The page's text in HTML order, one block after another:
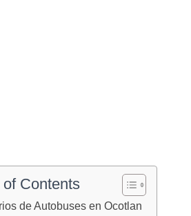
of Contents
de Autobuses en Ocotlan